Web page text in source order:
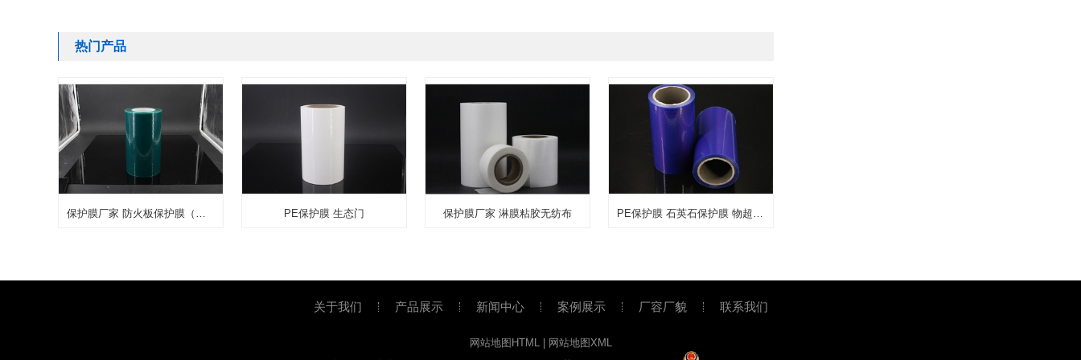
热门产品
保护膜厂家 防火板保护膜（普通、耐高温） PE保护膜 生态门 保护膜厂家 淋膜粘胶无纺布 PE保护膜 石英石保护膜 物超所值
关于我们 产品展示 新闻中心 案例展示 厂容厂貌 联系我们
网站地图HTML|
网站地图XML